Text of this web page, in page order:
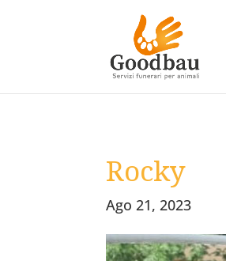
Rocky
Ago 21, 2023